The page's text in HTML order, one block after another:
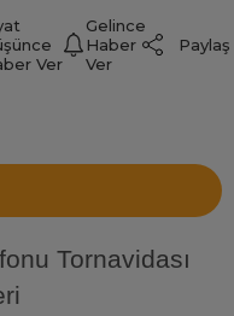
Ver
Gelince
Haber
Ver
Paylaş
Tornavidası